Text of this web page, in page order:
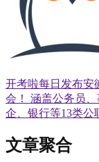
开考啦每日发布安
会！ 涵盖公务员
企、银行等13类公
文章聚合